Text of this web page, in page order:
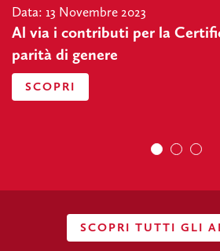
Data: 13 Novembre 2023
Al via i contributi per la
parità di genere
SCOPRI
SCOPRI TUTTI GLI